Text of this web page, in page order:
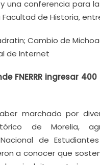
una conferencia para
Facultad de Historia,
Cambio de
de Internet
FNERRR ingresar
marchado por
de Morelia,
de
a conocer que